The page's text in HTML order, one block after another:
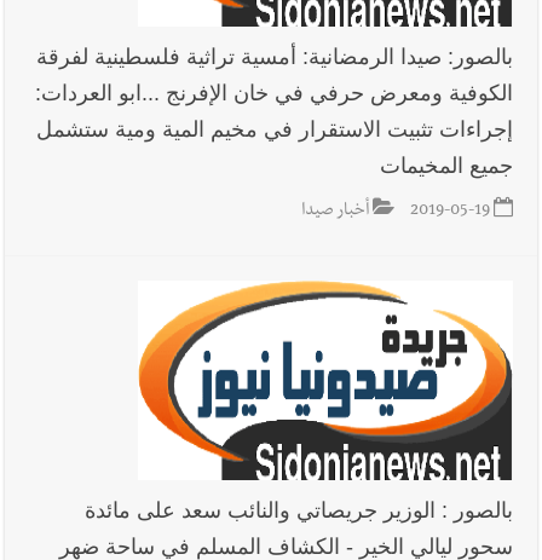
بالصور: صيدا الرمضانية: أمسية تراثية فلسطينية لفرقة
الكوفية ومعرض حرفي في خان الإفرنج ...ابو العردات:
إجراءات تثبيت الاستقرار في مخيم المية ومية ستشمل
جميع المخيمات
2019-05-19 أخبار صيدا
بالصور : الوزير جريصاتي والنائب سعد على مائدة
سحور ليالي الخير - الكشاف المسلم في ساحة ضهر